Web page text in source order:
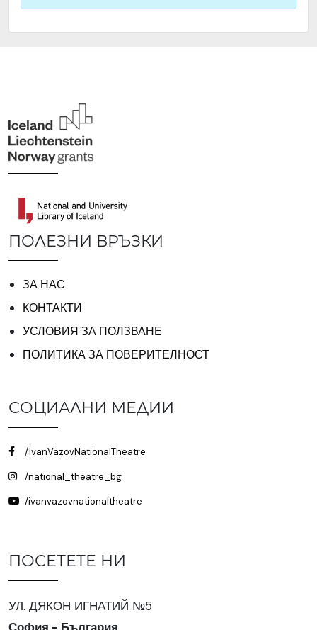
ПОЛЕЗНИ ВРЪЗКИ
ЗА НАС
КОНТАКТИ
УСЛОВИЯ ЗА ПОЛЗВАНЕ
ПОЛИТИКА ЗА ПОВЕРИТЕЛНОСТ
СОЦИАЛНИ МЕДИИ
/IvanVazovNationalTheatre
/national_theatre_bg
/ivanvazovnationaltheatre
ПОСЕТЕТЕ НИ
УЛ. ДЯКОН ИГНАТИЙ №5